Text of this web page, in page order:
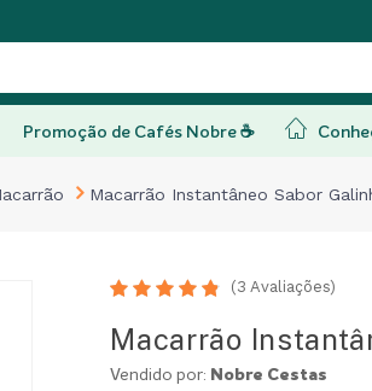
Promoção de Cafés Nobre ☕
Macarrão Instantâneo Sabor
(3 Avaliações)
Macarrão
Vendido por: Nobre Cestas